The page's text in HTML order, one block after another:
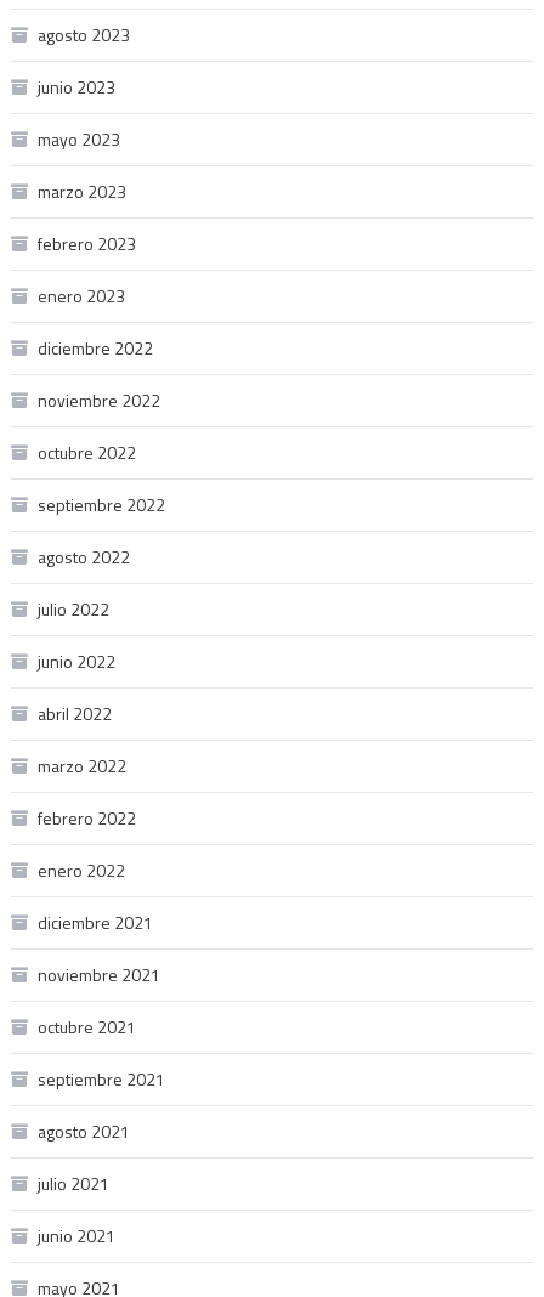
agosto 2023
junio 2023
mayo 2023
marzo 2023
febrero 2023
enero 2023
diciembre 2022
noviembre 2022
octubre 2022
septiembre 2022
agosto 2022
julio 2022
junio 2022
abril 2022
marzo 2022
febrero 2022
enero 2022
diciembre 2021
noviembre 2021
octubre 2021
septiembre 2021
agosto 2021
julio 2021
junio 2021
mayo 2021